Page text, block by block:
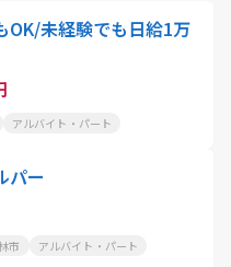
OK/未経験でも日給1万
アルバイト・パート
パー
市 アルバイト・パート